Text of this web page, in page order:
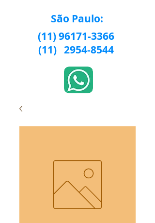
São Paulo:
(11) 96171-3366
(11) 2954-8544